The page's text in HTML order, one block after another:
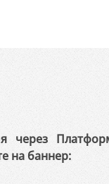
через
на баннер: